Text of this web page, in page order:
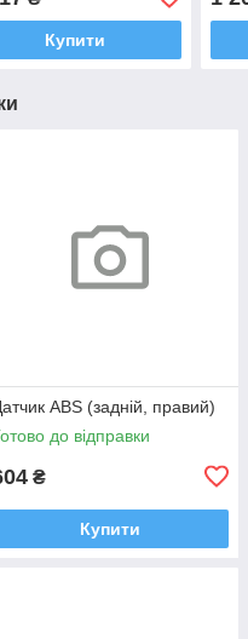
2019
Купити
ABS (задній, правий)
до відправки
₴
Купити